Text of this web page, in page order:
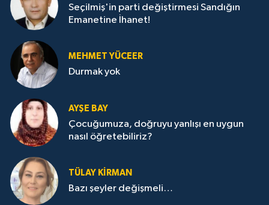
Seçilmiş'in parti değiştirmesi Sandığın
Emanetine İhanet!
MEHMET YÜCEER
Durmak yok
AYŞE BAY
Çocuğumuza, doğruyu yanlışı en uygun
nasıl öğretebiliriz?
TÜLAY KİRMAN
Bazı şeyler değişmeli…